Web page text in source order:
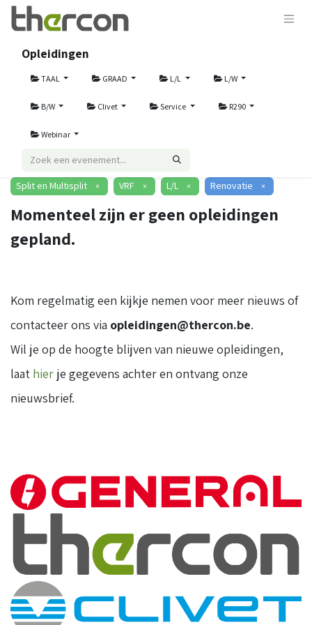
Opleidingen
TAAL GRAAD L/L L/W
B/W Clivet Service R290
Webinar
Split en Multisplit × VRF × L/L × Renovatie ×
Momenteel zijn er geen opleidingen
gepland.
Kom regelmatig een kijkje nemen voor meer nieuws of
contacteer ons via opleidingen@thercon.be.
Wil je op de hoogte blijven van nieuwe opleidingen,
laat hier je gegevens achter en ontvang onze
nieuwsbrief.